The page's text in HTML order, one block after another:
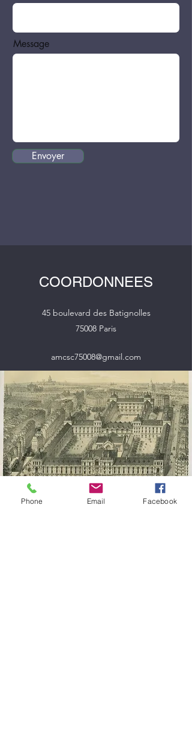
Message
Envoyer
COORDONNEES
45 boulevard des Batignolles
75008 Paris
amcsc75008@gmail.com
Phone Email Facebook